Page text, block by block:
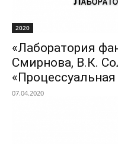
2020
«Лаборатория
Смирнова, В.К.
07.04.2020